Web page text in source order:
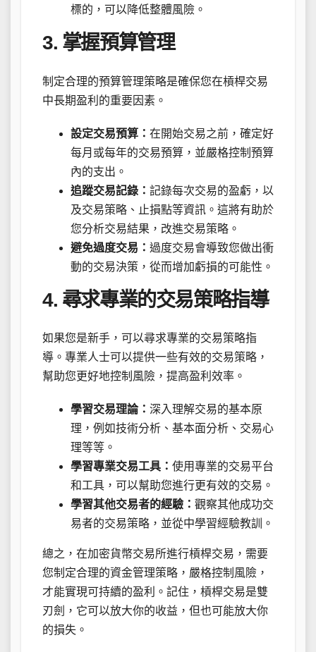
標的，可以降低整體風險。
3. 掌握預算管理
制定合理的預算管理策略是確保您在槓桿交易
中長期盈利的重要因素。
設定交易預算： 在開始交易之前，確定好
每月或每年的交易預算，並嚴格控制預算
內的支出。
追蹤交易記錄： 記錄每次交易的盈虧，以
及交易策略、止損點等資訊。這將有助於
您分析交易結果，改進交易策略。
避免過度交易： 過度交易會導致您做出衝
動的交易決策，從而增加虧損的可能性。
4. 尋求專業的交易策略指導
如果您是新手，可以尋求專業的交易策略指
導。專業人士可以提供一些有效的交易策略，
幫助您更好地控制風險，提高盈利效率。
學習交易理論： 深入理解交易的基本原
理，例如技術分析、基本面分析、交易心
理等等。
學習專業交易工具： 使用專業的交易平台
和工具，可以幫助您進行更有效的交易。
學習其他交易者的經驗： 觀察其他成功交
易者的交易策略，並從中學習經驗教訓。
總之，在加密貨幣交易所進行槓桿交易，需要
您制定合理的資金管理策略，嚴格控制風險，
才能實現可持續的盈利。記住，槓桿交易是雙
刃劍，它可以放大你的收益，但也可能放大你
的損失。